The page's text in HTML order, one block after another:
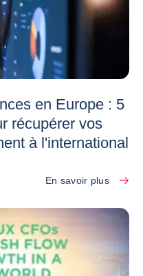
en Europe : 5
récupérer vos
à l'international
En savoir plus